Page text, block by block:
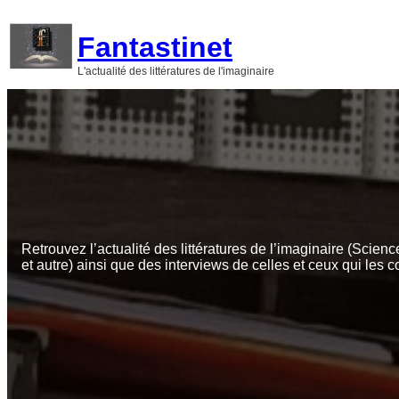
contenu
Fantastinet
L'actualité des littératures de l'imaginaire
Retrouvez l’actualité des littératures de l’imaginaire
et autre) ainsi que des interviews de celles et ceux qui les